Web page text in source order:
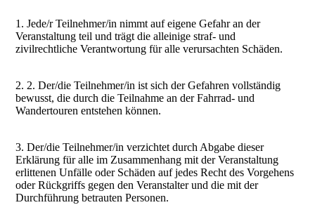
1. Jede/r Teilnehmer/in nimmt auf eigene Gefahr an der
Veranstaltung teil und trägt die alleinige straf- und
zivilrechtliche Verantwortung für alle verursachten Schäden.
2. 2. Der/die Teilnehmer/in ist sich der Gefahren vollständig
bewusst, die durch die Teilnahme an der Fahrrad- und
Wandertouren entstehen können.
3. Der/die Teilnehmer/in verzichtet durch Abgabe dieser
Erklärung für alle im Zusammenhang mit der Veranstaltung
erlittenen Unfälle oder Schäden auf jedes Recht des Vorgehens
oder Rückgriffs gegen den Veranstalter und die mit der
Durchführung betrauten Personen.